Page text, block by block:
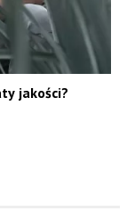
jakości?